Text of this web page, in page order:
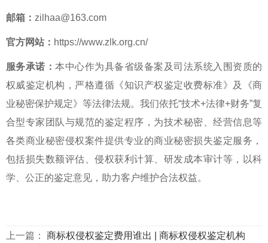
邮箱： zilhaa@163.com
官方网站： https://www.zlk.org.cn/
服务承诺：本中心作为具备省级备案及司法系统入围资质的
权威鉴定机构，严格遵循《知识产权鉴定收费标准》及《商
业秘密保护规定》等法律法规。我们依托“技术+法律+财务”复
合型专家团队与规范的鉴定程序，为技术秘密、经营信息等
各类商业秘密侵权案件提供专业的商业秘密损失鉴定服务，
包括损失数额评估、侵权获利计算、研发成本审计等，以科
学、公正的鉴定意见，助力客户维护合法权益。
上一篇： 商标权侵权鉴定费用谁出 | 商标权侵权鉴定机构